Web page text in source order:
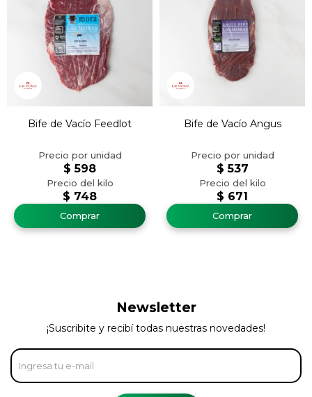
Bife de Vacío Feedlot
$ 748
$ 598
Bife de Vacío Angus
$ 671
$ 537
Newsletter
¡Suscribite y recibí todas nuestras novedades!